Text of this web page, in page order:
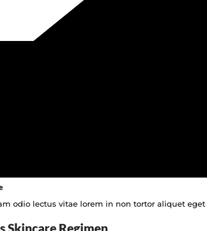
odio lectus vitae lorem in non tortor aliquet